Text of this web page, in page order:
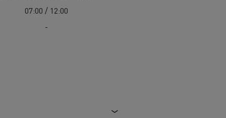
07:00 / 12:00
-